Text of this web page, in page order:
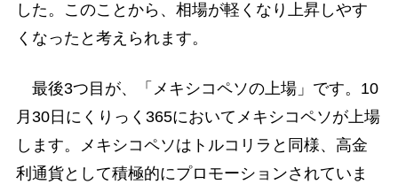
した。このことから、相場が軽くなり上昇しやす
くなったと考えられます。
最後3つ目が、「メキシコペソの上場」です。10
月30日にくりっく365においてメキシコペソが上場
します。メキシコペソはトルコリラと同様、高金
利通貨として積極的にプロモーションされていま